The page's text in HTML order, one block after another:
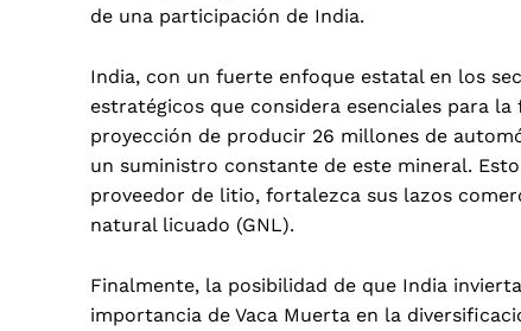
de una participación de India.
India, con un fuerte enfoque estatal en los
estratégicos que considera esenciales para
proyección de producir 26 millones de
un suministro constante de este mineral.
proveedor de litio, fortalezca sus lazos
natural licuado (GNL).
Finalmente, la posibilidad de que India
importancia de Vaca Muerta en la